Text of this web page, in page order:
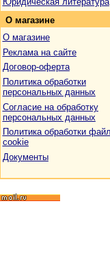
О магазине
О магазине
Реклама на сайте
Договор-оферта
Политика обработки
персональных данных
Согласие на обработку
персональных данных
Политика обработки
cookie
Документы